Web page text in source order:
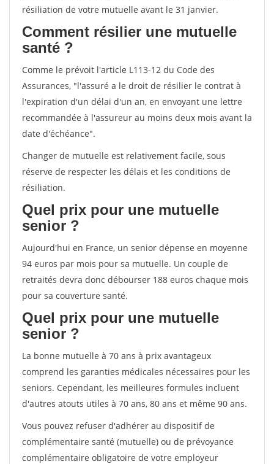
résiliation de votre mutuelle avant le 31 janvier.
Comment résilier une mutuelle
santé ?
Comme le prévoit l'article L113-12 du Code des
Assurances, "l'assuré a le droit de résilier le contrat à
l'expiration d'un délai d'un an, en envoyant une lettre
recommandée à l'assureur au moins deux mois avant la
date d'échéance".
Changer de mutuelle est relativement facile, sous
réserve de respecter les délais et les conditions de
résiliation.
Quel prix pour une mutuelle
senior ?
Aujourd'hui en France, un senior dépense en moyenne
94 euros par mois pour sa mutuelle. Un couple de
retraités devra donc débourser 188 euros chaque mois
pour sa couverture santé.
Quel prix pour une mutuelle
senior ?
La bonne mutuelle à 70 ans à prix avantageux
comprend les garanties médicales nécessaires pour les
seniors. Cependant, les meilleures formules incluent
d'autres atouts utiles à 70 ans, 80 ans et même 90 ans.
Vous pouvez refuser d'adhérer au dispositif de
complémentaire santé (mutuelle) ou de prévoyance
complémentaire obligatoire de votre employeur